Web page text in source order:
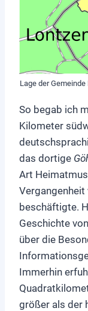
Lage der
So begab ich
Kilometer
das dortige
Art
beschäftigte.
Geschichte
über die
Immerhin
größer als der